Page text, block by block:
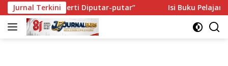
Langsung
ke
konten
Jurnal Terkini
Seperti Diputar-putar” Isi Buku Pelajaran Akan